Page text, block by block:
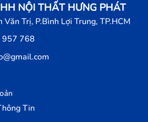
NỘI THẤT HƯNG PHÁT
Trị, P.Bình Lợi Trung, TP.HCM
768
Tin